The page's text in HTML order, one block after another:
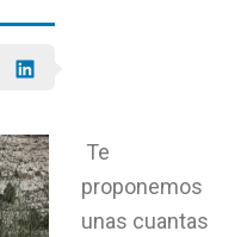
Te
proponemos
unas cuantas